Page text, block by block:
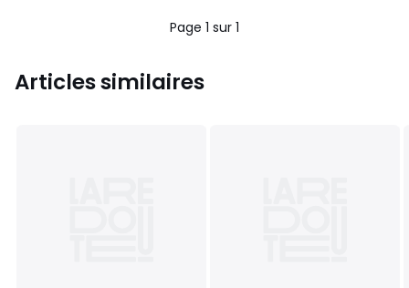
Page 1 sur 1
Articles similaires